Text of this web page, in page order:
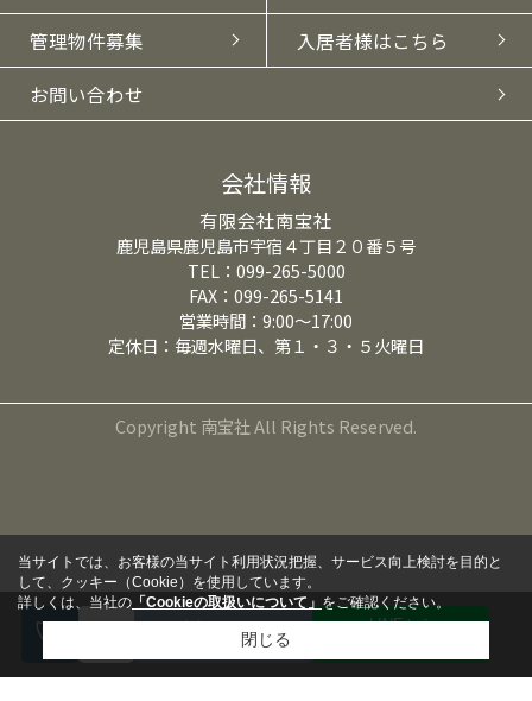
管理物件募集 入居者様はこちら
お問い合わせ
会社情報
有限会社南宝社
鹿児島県鹿児島市宇宿４丁目２０番５号
TEL：099-265-5000
FAX：099-265-5141
営業時間：9:00～17:00
定休日：毎週水曜日、第１・３・５火曜日
Copyright 南宝社 All Rights Reserved.
来店予約
LINEから
当サイトでは、お客様の当サイト利用状況把握、サービス向上検討を目的と
して、クッキー（Cookie）を使用しています。
詳しくは、当社の 「Cookieの取扱いについて」をご確認ください。
閉じる